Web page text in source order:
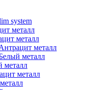
system
металл
металл
металл
металл
металл
металл